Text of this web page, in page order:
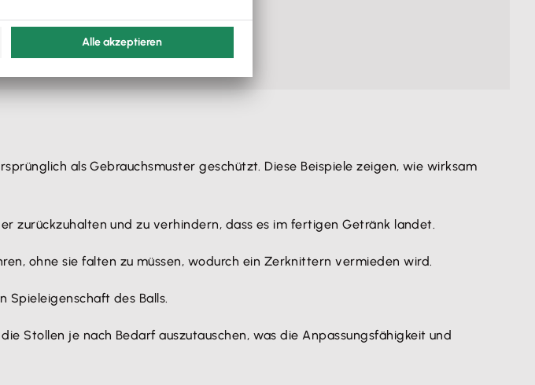
als Gebrauchsmuster geschützt. Diese Beispiele zeigen, wie wirksam
zurückzuhalten und zu verhindern, dass es im fertigen Getränk landet.
ohne sie falten zu müssen, wodurch ein Zerknittern vermieden wird.
Spieleigenschaft des Balls.
Stollen je nach Bedarf auszutauschen, was die Anpassungsfähigkeit und